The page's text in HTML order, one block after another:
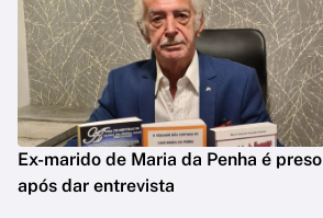
Ex-marido de Maria da Penha é preso
após dar entrevista